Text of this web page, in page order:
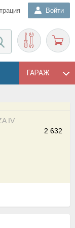
Войти
ГАРАЖ
IV
2 632